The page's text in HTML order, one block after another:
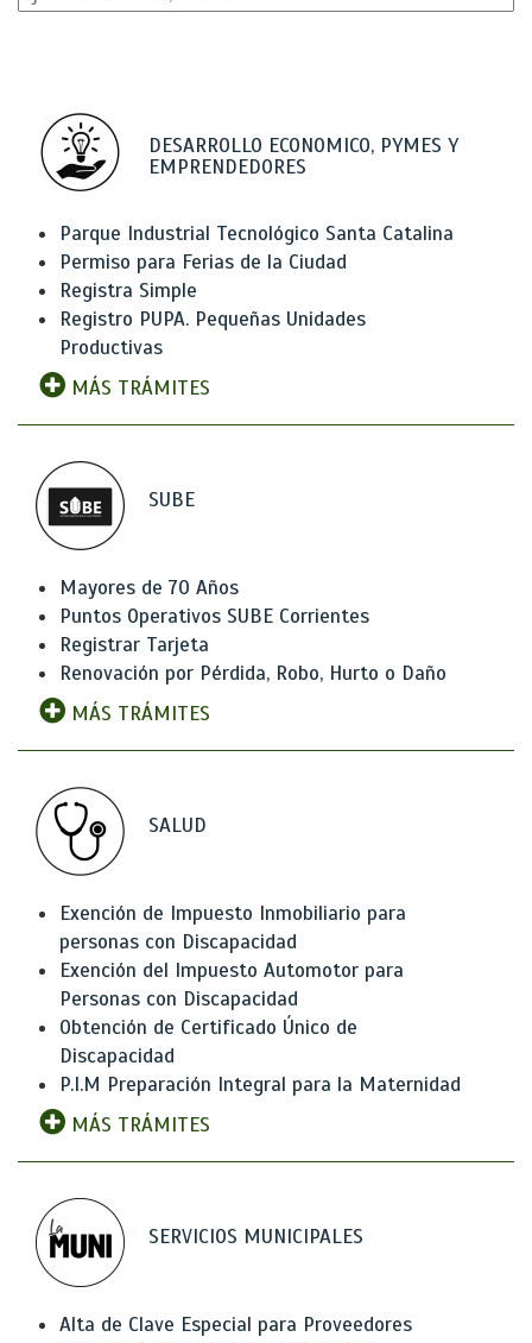
DESARROLLO ECONOMICO, PYMES Y
EMPRENDEDORES
Parque Industrial Tecnológico Santa Catalina
Permiso para Ferias de la Ciudad
Registra Simple
Registro PUPA. Pequeñas Unidades
Productivas
MÁS TRÁMITES
SUBE
Mayores de 70 Años
Puntos Operativos SUBE Corrientes
Registrar Tarjeta
Renovación por Pérdida, Robo, Hurto o Daño
MÁS TRÁMITES
SALUD
Exención de Impuesto Inmobiliario para
personas con Discapacidad
Exención del Impuesto Automotor para
Personas con Discapacidad
Obtención de Certificado Único de
Discapacidad
P.I.M Preparación Integral para la Maternidad
MÁS TRÁMITES
SERVICIOS MUNICIPALES
Alta de Clave Especial para Proveedores